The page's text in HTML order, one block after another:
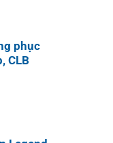
phục
CLB